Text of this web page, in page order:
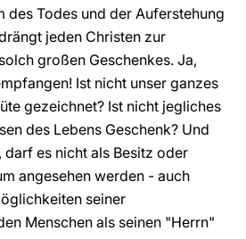
des Todes und der Auferstehung
jeden Christen zur
großen Geschenkes. Ja,
Ist nicht unser ganzes
gezeichnet? Ist nicht jegliches
des Lebens Geschenk? Und
darf es nicht als Besitz oder
angesehen werden - auch
seiner
Menschen als seinen "Herrn"